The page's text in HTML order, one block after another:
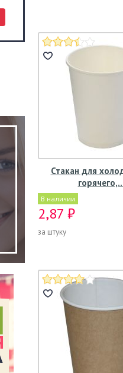
Стакан для
В наличии
2,87 ₽
за штуку